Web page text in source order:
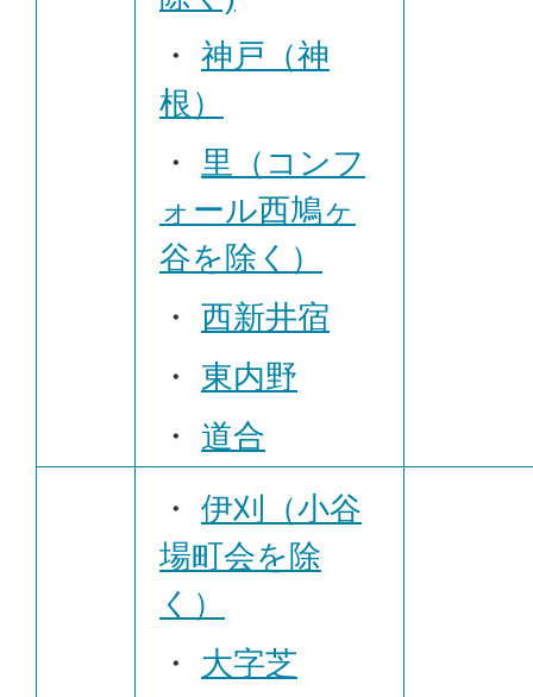
・ 神戸（神
根）
・ 里（コンフ
ォール西鳩ヶ
谷を除く）
・ 西新井宿
・ 東内野
・ 道合
・ 伊刈（小谷
場町会を除
く）
・ 大字芝